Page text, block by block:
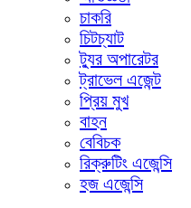
চাকরি
চিটচ্যাট
ট্যুর অপারেটর
ট্রাভেল এজেন্ট
প্রিয় মুখ
বাহন
বেবিচক
রিক্রুটিং এজেন্সি
হজ এজেন্সি